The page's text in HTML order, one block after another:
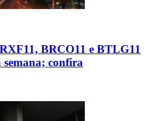
BRCO11 e BTLG11
semana; confira